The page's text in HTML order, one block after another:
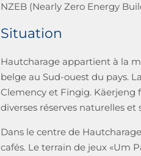
NZEB (Nearly Zero Energy
Situation
Hautcharage appartient à la
belge au Sud-ouest du pays.
Clemency et Fingig. Käerjeng
diverses réserves naturelles
Dans le centre de
cafés. Le terrain de jeux «Um